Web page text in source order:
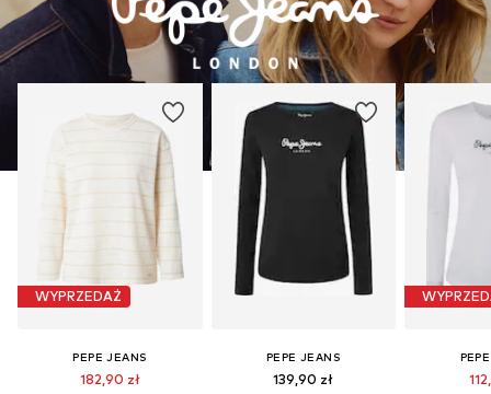
WYPRZEDAŻ
PEPE JEANS
182,90 zł
PEPE JEANS
139,90 zł